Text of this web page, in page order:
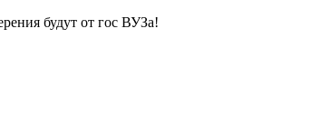
будут от гос ВУЗа!